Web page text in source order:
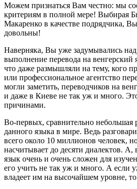
Можем признаться Вам честно: мы
критериям в полной мере! Выбирая
Макаренко в качестве подрядчика,
довольны!
Наверняка, Вы уже задумывались
выполнение перевода на
что даже размышляли на тему, кого
или профессиональное агентство
могли заметить, переводчиков на
и даже в Киеве не так уж и много.
причинами.
Во-первых, сравнительно небольшая
данного языка в мире. Ведь
всего около 10 миллионов человек,
насчитывает до десяти диалектов. А,
язык очень и очень сложен для
его учить не так уж и много. А если
владеет им на высочайшем уровне,